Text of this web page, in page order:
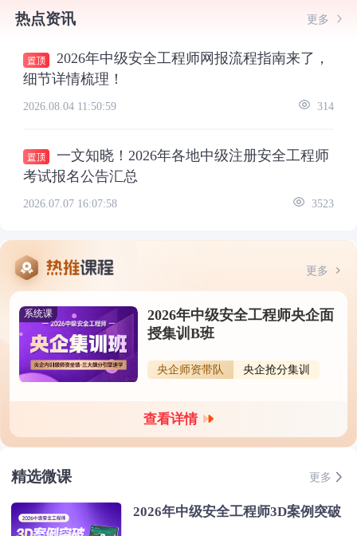
热点资讯 更多
2026年中级安全工程师网报流程指南来了，
细节详情梳理！
2026.08.04 11:50:59 314
一文知晓！2026年各地中级注册安全工程师
考试报名公告汇总
2026.07.07 16:07:58 3523
更多
系统课
2026年中级安全工程师央企面
授集训B班
央企师资带队 央企抢分集训
查看详情
精选微课 更多
2026年中级安全工程师3D案例突破